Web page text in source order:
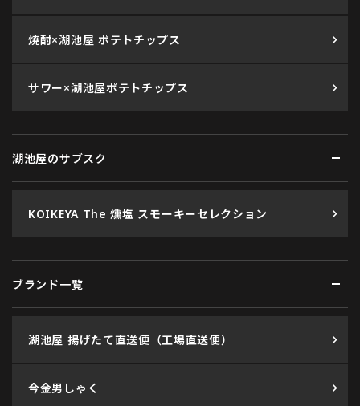
焼酎×湖池屋 ポテトチップス
サワー×湖池屋ポテトチップス
湖池屋のサブスク
KOIKEYA The 燻塩 スモーキーセレクション
ブランド一覧
湖池屋 揚げたて直送便（工場直送便）
今金男しゃく